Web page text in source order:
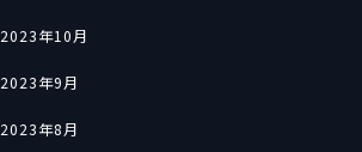
2023年10月
2023年9月
2023年8月